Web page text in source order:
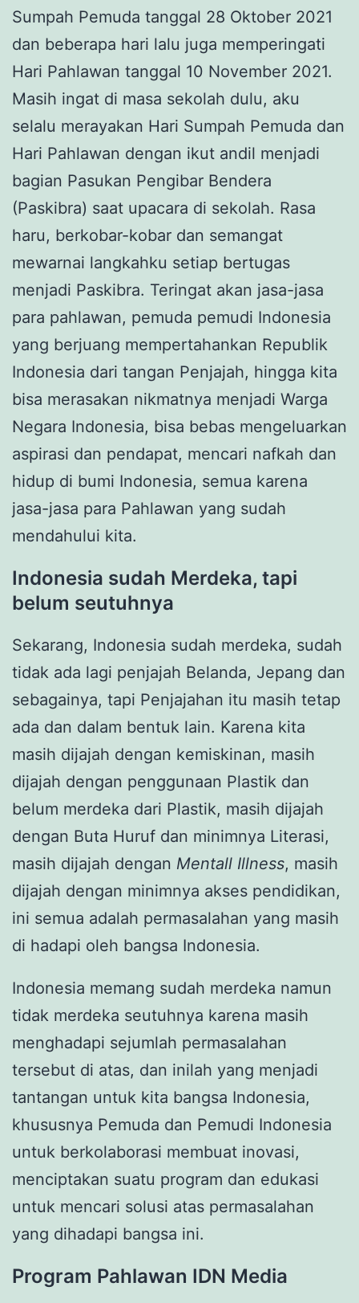
Sumpah Pemuda tanggal 28 Oktober 2021
dan beberapa hari lalu juga memperingati
Hari Pahlawan tanggal 10 November 2021.
Masih ingat di masa sekolah dulu, aku
selalu merayakan Hari Sumpah Pemuda dan
Hari Pahlawan dengan ikut andil menjadi
bagian Pasukan Pengibar Bendera
(Paskibra) saat upacara di sekolah. Rasa
haru, berkobar-kobar dan semangat
mewarnai langkahku setiap bertugas
menjadi Paskibra. Teringat akan jasa-jasa
para pahlawan, pemuda pemudi Indonesia
yang berjuang mempertahankan Republik
Indonesia dari tangan Penjajah, hingga kita
bisa merasakan nikmatnya menjadi Warga
Negara Indonesia, bisa bebas mengeluarkan
aspirasi dan pendapat, mencari nafkah dan
hidup di bumi Indonesia, semua karena
jasa-jasa para Pahlawan yang sudah
mendahului kita.
Indonesia sudah Merdeka, tapi
belum seutuhnya
Sekarang, Indonesia sudah merdeka, sudah
tidak ada lagi penjajah Belanda, Jepang dan
sebagainya, tapi Penjajahan itu masih tetap
ada dan dalam bentuk lain. Karena kita
masih dijajah dengan kemiskinan, masih
dijajah dengan penggunaan Plastik dan
belum merdeka dari Plastik, masih dijajah
dengan Buta Huruf dan minimnya Literasi,
masih dijajah dengan Mentall Illness, masih
dijajah dengan minimnya akses pendidikan,
ini semua adalah permasalahan yang masih
di hadapi oleh bangsa Indonesia.
Indonesia memang sudah merdeka namun
tidak merdeka seutuhnya karena masih
menghadapi sejumlah permasalahan
tersebut di atas, dan inilah yang menjadi
tantangan untuk kita bangsa Indonesia,
khususnya Pemuda dan Pemudi Indonesia
untuk berkolaborasi membuat inovasi,
menciptakan suatu program dan edukasi
untuk mencari solusi atas permasalahan
yang dihadapi bangsa ini.
Program Pahlawan IDN Media